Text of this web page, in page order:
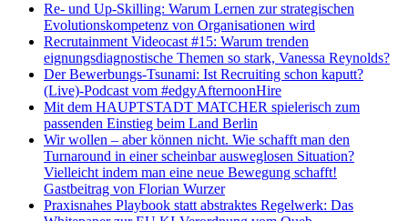
Re- und Up-Skilling: Warum Lernen zur strategischen
Evolutionskompetenz von Organisationen wird
Recrutainment Videocast #15: Warum trenden
eignungsdiagnostische Themen so stark, Vanessa Reynolds?
Der Bewerbungs-Tsunami: Ist Recruiting schon kaputt?
(Live)-Podcast vom #edgyAfternoonHire
Mit dem HAUPTSTADT MATCHER spielerisch zum
passenden Einstieg beim Land Berlin
Wir wollen – aber können nicht. Wie schafft man den
Turnaround in einer scheinbar ausweglosen Situation?
Vielleicht indem man eine neue Bewegung schafft!
Gastbeitrag von Florian Wurzer
Praxisnahes Playbook statt abstraktes Regelwerk: Das